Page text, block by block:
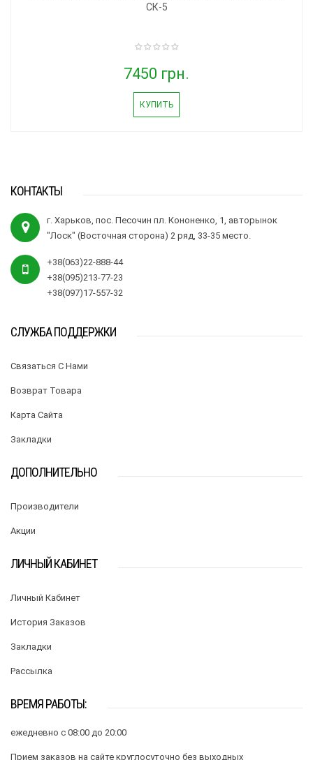
СК-5
7450 грн.
КУПИТЬ
КОНТАКТЫ
г. Харьков, пос. Песочин пл. Кононенко, 1, авторынок
"Лоск" (Восточная сторона) 2 ряд, 33-35 место.
+38(063)22-888-44
+38(095)213-77-23
+38(097)17-557-32
СЛУЖБА ПОДДЕРЖКИ
Связаться С Нами
Возврат Товара
Карта Сайта
Закладки
ДОПОЛНИТЕЛЬНО
Производители
Акции
ЛИЧНЫЙ КАБИНЕТ
Личный Кабинет
История Заказов
Закладки
Рассылка
ВРЕМЯ РАБОТЫ:
ежедневно с 08:00 до 20:00
Прием заказов на сайте круглосуточно без выходных